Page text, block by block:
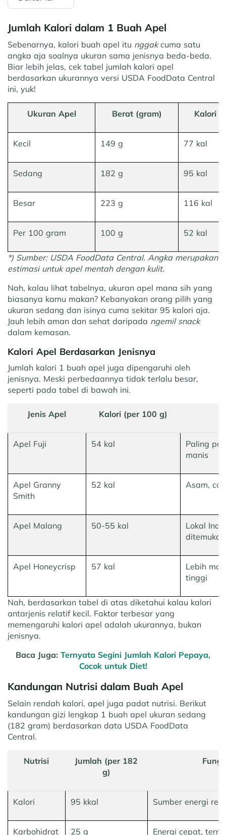
Jumlah Kalori dalam 1 Buah Apel
Sebenarnya, kalori buah apel itu nggakcuma satu
angka aja soalnya ukuran sama jenisnya beda-beda.
Biar lebih jelas, cek tabel jumlah kalori apel
berdasarkan ukurannya versi USDA FoodData Central
ini, yuk!
Ukuran Apel Berat (gram) Kalori
Kecil 149 g 77 kal
Sedang 182 g 95 kal
Besar 223 g 116 kal
Per 100 gram 100 g 52 kal
*) Sumber: USDA FoodData Central. Angka merupakan
estimasi untuk apel mentah dengan kulit.
Nah, kalau lihat tabelnya, ukuran apel mana sih yang
biasanya kamu makan? Kebanyakan orang pilih yang
ukuran sedang dan isinya cuma sekitar 95 kalori aja.
Jauh lebih aman dan sehat daripada ngemil snack
dalam kemasan.
Kalori Apel Berdasarkan Jenisnya
Jumlah kalori 1 buah apel juga dipengaruhi oleh
jenisnya. Meski perbedaannya tidak terlalu besar,
seperti pada tabel di bawah ini.
Jenis Apel Kalori (per 100 g)
Apel Fuji 54 kal
Paling
manis
Apel Granny
Smith
52 kal Asam,
Apel Malang 50-55 kal
Lokal
ditemukan
Apel Honeycrisp 57 kal
Lebih
tinggi
Nah, berdasarkan tabel di atas diketahui kalau kalori
antarjenis relatif kecil. Faktor terbesar yang
memengaruhi kalori apel adalah ukurannya, bukan
jenisnya.
Baca Juga: Ternyata Segini Jumlah Kalori Pepaya,
Cocok untuk Diet!
Kandungan Nutrisi dalam Buah Apel
Selain rendah kalori, apel juga padat nutrisi. Berikut
kandungan gizi lengkap 1 buah apel ukuran sedang
(182 gram) berdasarkan data USDA FoodData
Central.
Nutrisi
Jumlah (per 182
g)
Kalori 95 kkal Sumber energi
Karbohidrat 25 g Energi cepat,